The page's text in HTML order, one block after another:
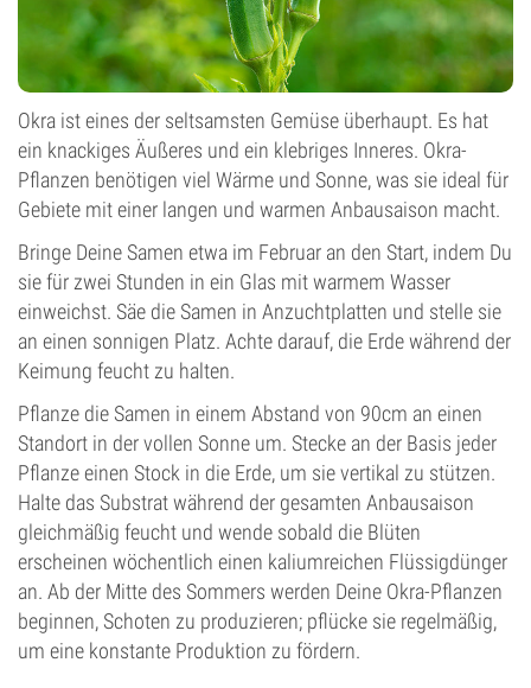
Okra ist eines der seltsamsten Gemüse überhaupt. Es hat
ein knackiges Äußeres und ein klebriges Inneres. Okra-
Pflanzen benötigen viel Wärme und Sonne, was sie ideal für
Gebiete mit einer langen und warmen Anbausaison macht.
Bringe Deine Samen etwa im Februar an den Start, indem Du
sie für zwei Stunden in ein Glas mit warmem Wasser
einweichst. Säe die Samen in Anzuchtplatten und stelle sie
an einen sonnigen Platz. Achte darauf, die Erde während der
Keimung feucht zu halten.
Pflanze die Samen in einem Abstand von 90cm an einen
Standort in der vollen Sonne um. Stecke an der Basis jeder
Pflanze einen Stock in die Erde, um sie vertikal zu stützen.
Halte das Substrat während der gesamten Anbausaison
gleichmäßig feucht und wende sobald die Blüten
erscheinen wöchentlich einen kaliumreichen Flüssigdünger
an. Ab der Mitte des Sommers werden Deine Okra-Pflanzen
beginnen, Schoten zu produzieren; pflücke sie regelmäßig,
um eine konstante Produktion zu fördern.